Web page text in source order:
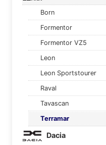
Born
Formentor
Formentor VZ5
Leon
Leon Sportstourer
Raval
Tavascan
Terramar
Dacia